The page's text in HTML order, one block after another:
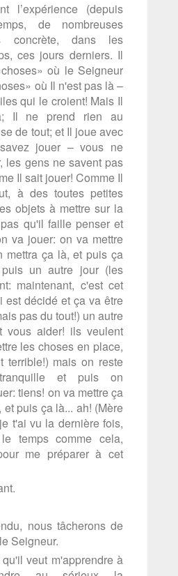
l’expérience (depuis
de nombreuses
concrète, dans les
ces jours derniers. Il
où le Seigneur
où Il n'est pas là –
qui le croient! Mais Il
Il ne prend rien au
de tout; et Il joue avec
jouer – vous ne
les gens ne savent pas
Il sait jouer! Comme Il
à des toutes petites
objets à mettre sur la
qu'il faille penser et
va jouer: on va mettre
mettra ça là, et puis ça
un autre jour (les
maintenant, c'est cet
est décidé et ça va être
pas du tout!) un autre
vous aider! ils veulent
les choses en place,
terrible!) mais on reste
et puis on
tiens! on va mettre ça
puis ça là... ah! (Mère
t'ai vu la dernière fois,
temps comme cela,
me préparer à cet
nous tâcherons de
Seigneur.
veut m'apprendre à